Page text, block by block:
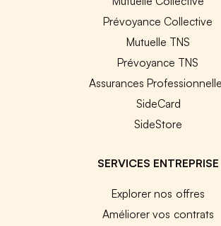
Prévoyance Collective
Mutuelle TNS
Prévoyance TNS
Assurances
SideCard
SideStore
SERVICES ENTREPRISE
Explorer nos offres
Améliorer vos contrats